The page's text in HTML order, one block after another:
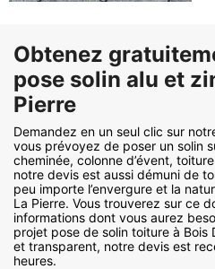
Obtenez
pose solin alu et
Pierre
Demandez en un seul clic sur
vous prévoyez de poser un solin
cheminée, colonne d’évent,
notre devis est aussi démuni de
peu importe l’envergure et la
La Pierre. Vous trouverez sur ce
informations dont vous aurez
projet pose de solin toiture à Bois
et transparent, notre devis est
heures.